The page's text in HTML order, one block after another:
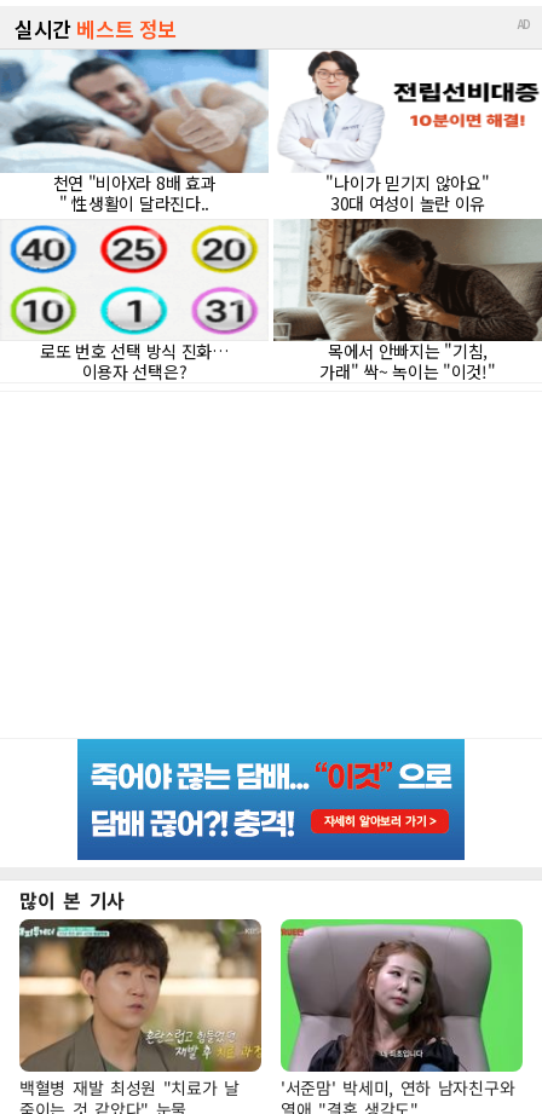
많이 본 기사
백혈병 재발 최성원 "치료가 날
죽이는 것 같았다" 눈물
'서준맘' 박세미, 연하 남자친구와
열애 "결혼 생각도"